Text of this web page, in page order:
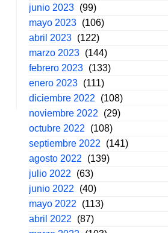
junio 2023 (99)
mayo 2023 (106)
abril 2023 (122)
marzo 2023 (144)
febrero 2023 (133)
enero 2023 (111)
diciembre 2022
(108)
noviembre 2022
(29)
octubre 2022
(108)
septiembre 2022
(141)
agosto 2022
(139)
julio 2022
(63)
junio 2022
(40)
mayo 2022
(113)
abril 2022
(87)